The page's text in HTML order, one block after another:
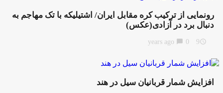
رونمایی از ترکیب کره مقابل ایران/ اشتیلیکه با تک مهاجم به
دنبال برد در آزادی(عکس)
access_time
9 years ago
chat_bubble
افزایش شمار قربانیان سیل در هند